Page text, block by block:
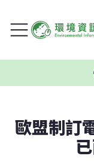
歐盟制訂